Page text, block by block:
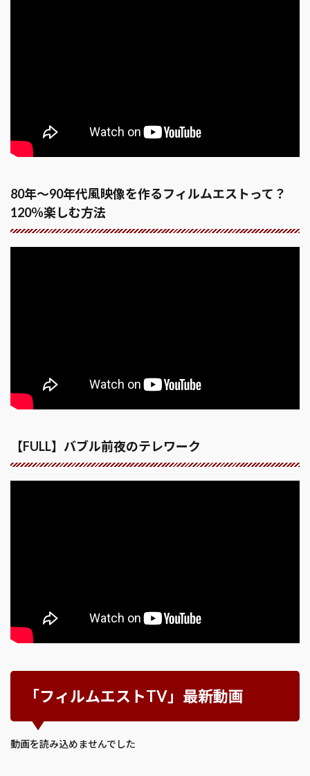
80年～90年代風映像を作るフィルムエストって？
120％楽しむ方法
【FULL】バブル前夜のテレワーク
「フィルムエストTV」最新動画
動画を読み込めませんでした